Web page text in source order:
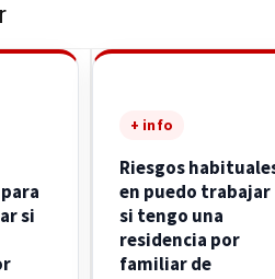
si
+ info
Riesgos
en puedo trabajar
si tengo una
residencia por
familiar de